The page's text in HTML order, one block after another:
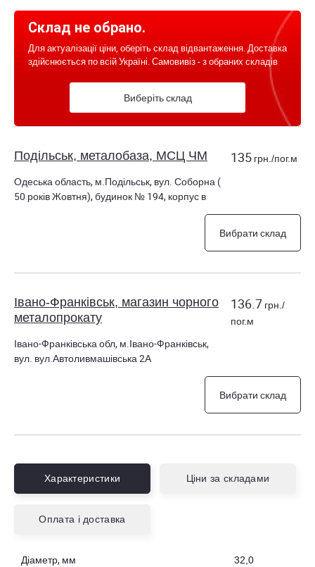
Склад не обрано.
Для актуалізації ціни, оберіть склад відвантаження. Доставка
здійснюється по всій Україні. Самовивіз - з обраних складів
Виберіть склад
Подільськ, металобаза, МСЦ ЧМ
Одеська область, м.Подільськ, вул. Соборна (
50 років Жовтня), будинок № 194, корпус в
135 грн./пог.м
Вибрати склад
Івано-Франківськ, магазин чорного
металопрокату
Івано-Франківська обл, м.Івано-Франківськ,
вул. вул.Автоливмашівська 2А
136.7 грн./
пог.м
Вибрати склад
Характеристики Ціни за складами
Оплата і доставка
Діаметр, мм 32,0